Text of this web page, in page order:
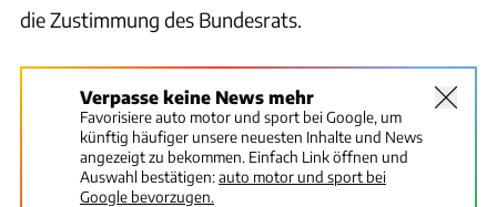
die Zustimmung des Bundesrats.
Verpasse keine News mehr
Favorisiere auto motor und sport bei Google, um
künftig häufiger unsere neuesten Inhalte und News
angezeigt zu bekommen. Einfach Link öffnen und
Auswahl bestätigen:auto motor und sport bei
Google bevorzugen.